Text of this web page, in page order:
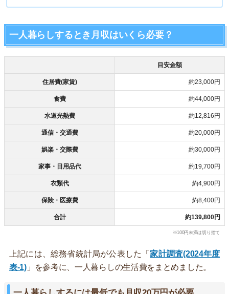
一人暮らしするとき月収はいくら必要？
目安金額
住居費(家賃) 約23,000円
食費 約44,000円
水道光熱費 約12,816円
通信・交通費 約20,000円
娯楽・交際費 約30,000円
家事・日用品代 約19,700円
衣類代 約4,900円
保険・医療費 約8,400円
合計 約139,800円
※100円未満は切り捨て
上記には、総務省統計局が公表した「家計調査(2024年度
表-1)」を参考に、一人暮らしの生活費をまとめました。